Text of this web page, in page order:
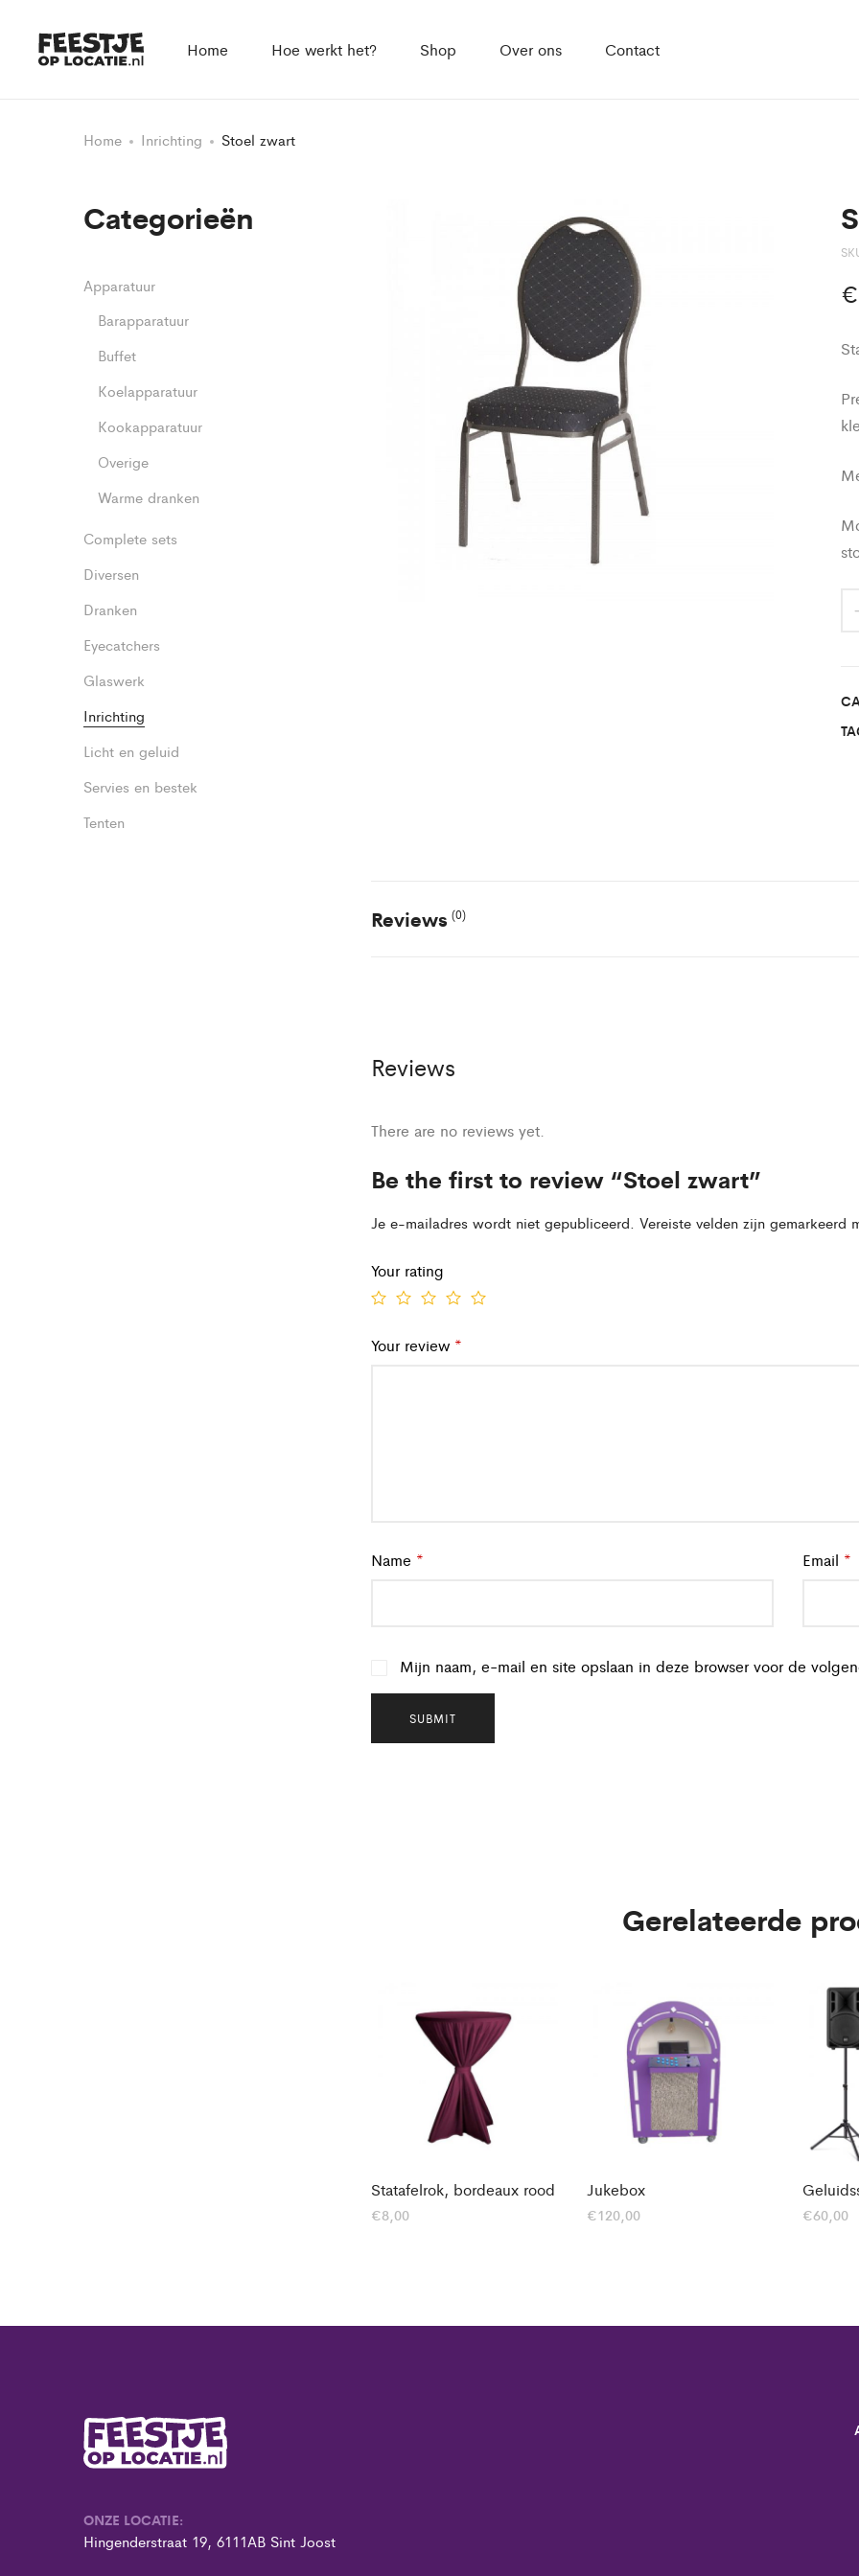
Home Hoe werkt het? Shop Over ons Contact
Home Inrichting Stoel zwart
€
Reviews(0)
Reviews
There are no reviews yet.
Be the first to review “Stoel zwart”
Je e-mailadres wordt niet gepubliceerd. Vereiste velden zijn gemarkeerd
Your rating
Your review *
Name * Email *
Mijn naam, e-mail en site opslaan in deze browser voor de
Gerelateerde
Statafelrok, bordeaux rood
€8,00
Jukebox
€120,00 €60,00
Categorieën
Apparatuur
Barapparatuur
Buffet
Koelapparatuur
Kookapparatuur
Overige
Warme dranken
Complete sets
Diversen
Dranken
Eyecatchers
Glaswerk
Inrichting
Licht en geluid
Servies en bestek
Tenten
ONZE LOCATIE:
Hingenderstraat 19, 6111AB Sint Joost